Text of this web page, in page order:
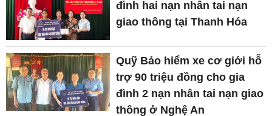
đình hai nạn nhân tai nạn
giao thông tại Thanh Hóa
Quỹ Bảo hiểm xe cơ giới hỗ
trợ 90 triệu đồng cho gia
đình 2 nạn nhân tai nạn giao
thông ở Nghệ An